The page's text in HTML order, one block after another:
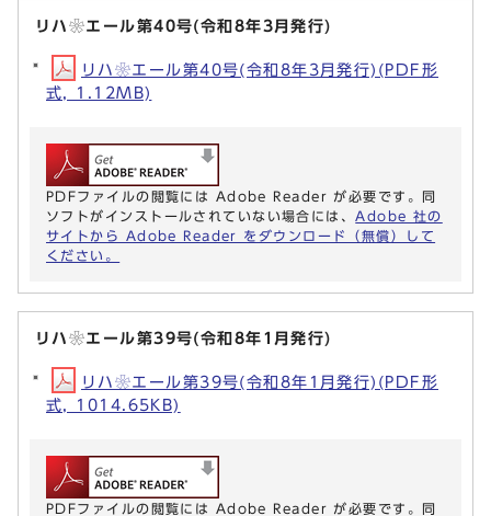
リハ❀エール第40号(令和8年3月発行)
リハ❀エール第40号(令和8年3月発行)(PDF形
式, 1.12MB)
PDFファイルの閲覧には Adobe Reader が必要です。同
ソフトがインストールされていない場合には、 Adobe 社の
サイトから Adobe Reader をダウンロード（無償）して
ください。
リハ❀エール第39号(令和8年1月発行)
リハ❀エール第39号(令和8年1月発行)(PDF形
式, 1014.65KB)
PDFファイルの閲覧には Adobe Reader が必要です。同